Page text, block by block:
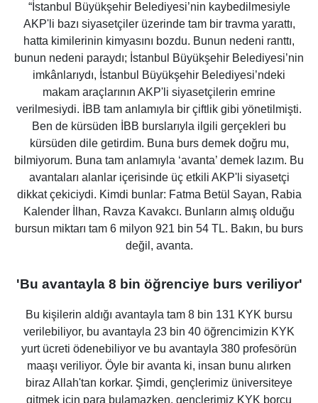
“İstanbul Büyükşehir Belediyesi’nin kaybedilmesiyle
AKP'li bazı siyasetçiler üzerinde tam bir travma yarattı,
hatta kimilerinin kimyasını bozdu. Bunun nedeni ranttı,
bunun nedeni paraydı; İstanbul Büyükşehir Belediyesi’nin
imkânlarıydı, İstanbul Büyükşehir Belediyesi’ndeki
makam araçlarının AKP'li siyasetçilerin emrine
verilmesiydi. İBB tam anlamıyla bir çiftlik gibi yönetilmişti.
Ben de kürsüden İBB burslarıyla ilgili gerçekleri bu
kürsüden dile getirdim. Buna burs demek doğru mu,
bilmiyorum. Buna tam anlamıyla ‘avanta’ demek lazım. Bu
avantaları alanlar içerisinde üç etkili AKP'li siyasetçi
dikkat çekiciydi. Kimdi bunlar: Fatma Betül Sayan, Rabia
Kalender İlhan, Ravza Kavakcı. Bunların almış olduğu
bursun miktarı tam 6 milyon 921 bin 54 TL. Bakın, bu burs
değil, avanta.
'Bu avantayla 8 bin öğrenciye burs veriliyor'
Bu kişilerin aldığı avantayla tam 8 bin 131 KYK bursu
verilebiliyor, bu avantayla 23 bin 40 öğrencimizin KYK
yurt ücreti ödenebiliyor ve bu avantayla 380 profesörün
maaşı veriliyor. Öyle bir avanta ki, insan bunu alırken
biraz Allah'tan korkar. Şimdi, gençlerimiz üniversiteye
gitmek için para bulamazken, gençlerimiz KYK borcu